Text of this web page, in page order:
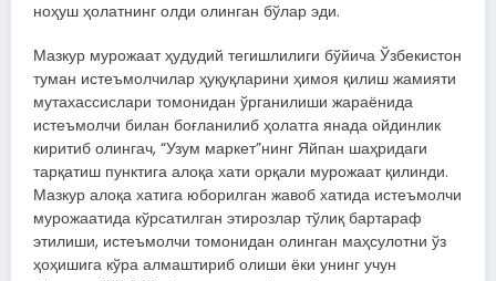
ноҳуш ҳолатнинг олди олинган бўлар эди.
Мазкур мурожаат ҳудудий тегишлилиги бўйича Ўзбекистон
туман истеъмолчилар ҳуқуқларини ҳимоя қилиш жамияти
мутахассислари томонидан ўрганилиши жараёнида
истеъмолчи билан боғланилиб ҳолатга янада ойдинлик
киритиб олингач, “Узум маркет”нинг Яйпан шаҳридаги
тарқатиш пунктига алоқа хати орқали мурожаат қилинди.
Мазкур алоқа хатига юборилган жавоб хатида истеъмолчи
мурожаатида кўрсатилган этирозлар тўлиқ бартараф
этилиши, истеъмолчи томонидан олинган маҳсулотни ўз
ҳоҳишига кўра алмаштириб олиши ёки унинг учун